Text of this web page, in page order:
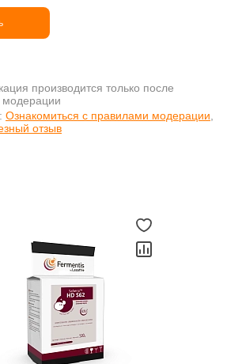
производится только после
модерации
Ознакомиться с правилами модерации
отзыв